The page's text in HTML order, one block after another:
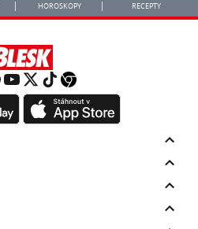
HOROSKOPY RECEPTY